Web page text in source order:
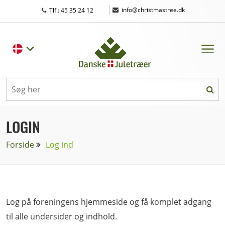
Tlf.: 45 35 24 12 | info@christmastree.dk
LOGIN
Forside Log ind
Log på foreningens hjemmeside og få komplet adgang
til alle undersider og indhold.